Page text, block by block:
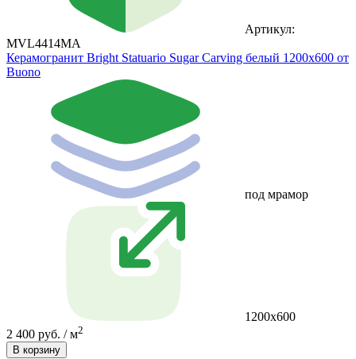
Артикул:
MVL4414MA
Керамогранит Bright Statuario Sugar Carving белый 1200х600 от
Buono
под мрамор
1200х600
2 400 руб. / м2
В корзину